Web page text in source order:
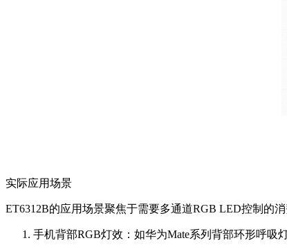
实际应用场景
ET6312B的应用场景聚焦于需要多通道RGB LED控制的
手机背部RGB灯效：如华为Mate系列背部环形呼吸